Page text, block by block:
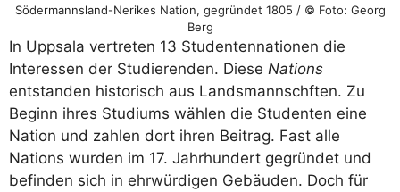
Södermannsland-Nerikes Nation, gegründet 1805 / © Foto: Georg
Berg
In Uppsala vertreten 13 Studentennationen die
Interessen der Studierenden. Diese Nations
entstanden historisch aus Landsmannschften. Zu
Beginn ihres Studiums wählen die Studenten eine
Nation und zahlen dort ihren Beitrag. Fast alle
Nations wurden im 17. Jahrhundert gegründet und
befinden sich in ehrwürdigen Gebäuden. Doch für